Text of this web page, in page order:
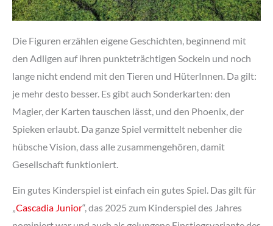
Die Figuren erzählen eigene Geschichten, beginnend mit
den Adligen auf ihren punkteträchtigen Sockeln und noch
lange nicht endend mit den Tieren und HüterInnen. Da gilt:
je mehr desto besser. Es gibt auch Sonderkarten: den
Magier, der Karten tauschen lässt, und den Phoenix, der
Spieken erlaubt. Da ganze Spiel vermittelt nebenher die
hübsche Vision, dass alle zusammengehören, damit
Gesellschaft funktioniert.
Ein gutes Kinderspiel ist einfach ein gutes Spiel. Das gilt für
„Cascadia Junior“, das 2025 zum Kinderspiel des Jahres